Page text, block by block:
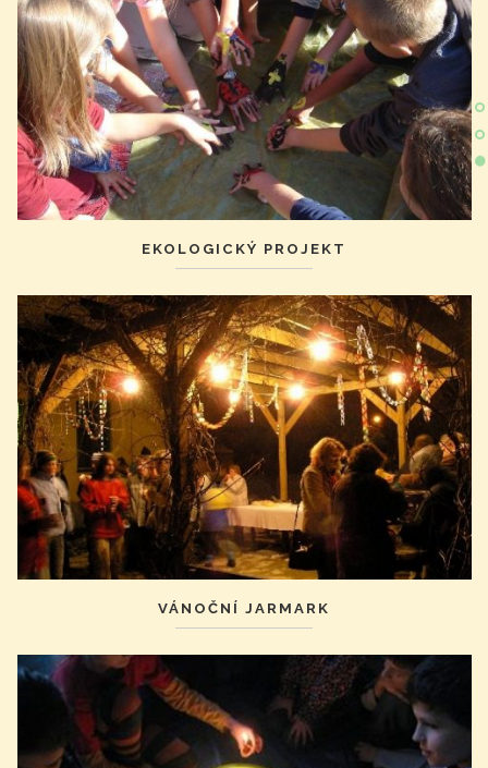
EKOLOGICKÝ PROJEKT
VÁNOČNÍ JARMARK